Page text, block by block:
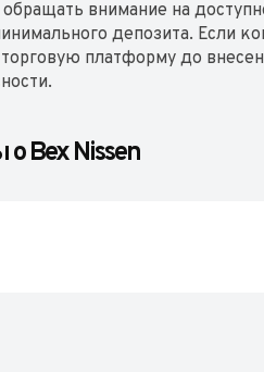
внимание на
депозита. Если
платформу до
Bex Nissen